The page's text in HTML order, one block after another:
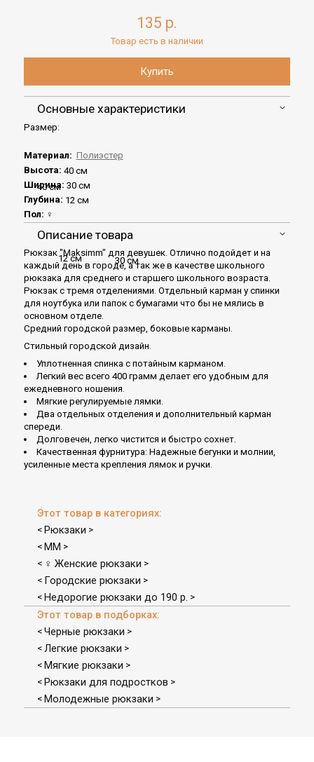
135 р.
Товар есть в наличии
Основные характеристики
40 см
12 см 30 см
Размер:
Материал: Полиэстер
Высота: 40 см
Ширина: 30 см
Глубина: 12 см
Пол: ♀
Описание товара
Рюкзак "Maksimm" для девушек. Отлично подойдет и на
каждый день в городе, а так же в качестве школьного
рюкзака для среднего и старшего школьного возраста.
Рюкзак с тремя отделениями. Отдельный карман у спинки
для ноутбука или папок с бумагами что бы не мялись в
основном отделе.
Средний городской размер, боковые карманы.
Стильный городской дизайн.
Уплотненная спинка с потайным карманом.
Легкий вес всего 400 грамм делает его удобным для
ежедневного ношения.
Мягкие регулируемые лямки.
Два отдельных отделения и дополнительный карман
спереди.
Долговечен, легко чистится и быстро сохнет.
Качественная фурнитура: Надежные бегунки и молнии,
усиленные места крепления лямок и ручки.
Этот товар в категориях:
< Рюкзаки >
< MM >
< ♀ Женские рюкзаки >
< Городские рюкзаки >
< Недорогие рюкзаки до 190 р. >
Этот товар в подборках:
< Черные рюкзаки >
< Легкие рюкзаки >
< Мягкие рюкзаки >
< Рюкзаки для подростков >
< Молодежные рюкзаки >